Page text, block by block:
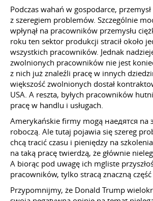
Podczas wahań w gospodarce,
z szeregiem problemów. Szczególnie
wpłynął na pracowników przemysłu
roku ten sektor produkcji stracił około
wszystkich pracowników. Jednak
zwolnionych pracowników nie jest
z nich już znaleźli pracę w innych
większość zwolnionych dostał
USA. A reszta, byłych pracowników
pracę w handlu i usługach.
Amerykańskie firmy mogą наедятся na
roboczą. Ale tutaj pojawia się szereg
chcą tracić czasu i pieniędzy na
na taką pracę twierdzą, że głównie
A biorąc pod uwagę ich mgliste
pracowników, tylko stracą znaczną
Przypomnijmy, że Donald Trump